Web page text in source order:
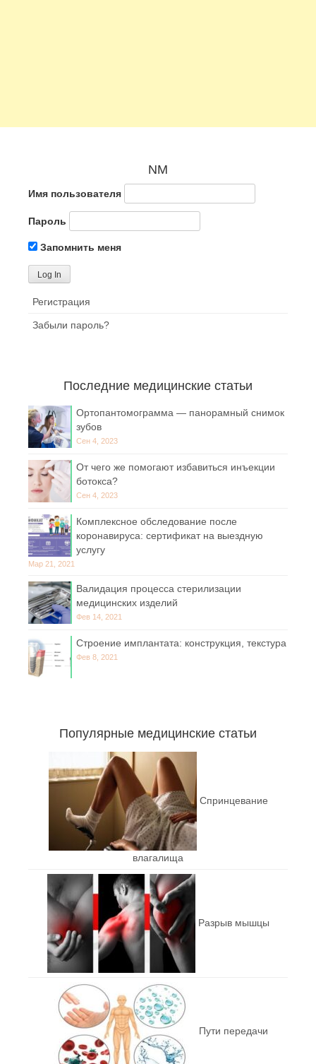
NM
Имя пользователя
Пароль
Запомнить меня
Регистрация
Забыли пароль?
Последние медицинские статьи
Ортопантомограмма — панорамный снимок
зубов
Сен 4, 2023
От чего же помогают избавиться инъекции
ботокса?
Сен 4, 2023
Комплексное обследование после
коронавируса: сертификат на выездную
услугу
Мар 21, 2021
Валидация процесса стерилизации
медицинских изделий
Фев 14, 2021
Строение имплантата: конструкция, текстура
Фев 8, 2021
Популярные медицинские статьи
Спринцевание
влагалища
Разрыв мышцы
Пути передачи